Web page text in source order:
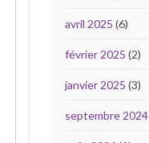
avril 2025 (6)
février 2025 (2)
janvier 2025 (3)
septembre 2024